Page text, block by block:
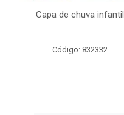
Capa de chuva infantil
Código: 832332